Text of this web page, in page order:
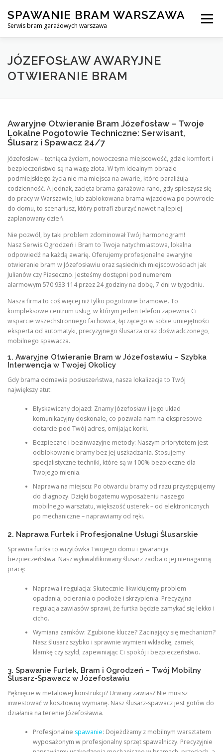
content
SPAWANIE BRAM WARSZAWA
Serwis bram garażowych warszawa
Menu
SPAWANIE BRAM GARAŻOWYCH I OGRODZEŃ WARSZAWA
JÓZEFOSŁAW AWARYJNE
OTWIERANIE BRAM
Awaryjne Otwieranie Bram Józefosław – Twoje
Lokalne Pogotowie Techniczne: Serwisant,
Ślusarz i Spawacz 24/7
Józefosław – tętniąca życiem, nowoczesna miejscowość, gdzie komfort i
bezpieczeństwo są na wagę złota. W tym idealnym obrazie
podmiejskiego życia nie ma miejsca na awarie, które paraliżują
codzienność. A jednak, zacięta brama garażowa rano, gdy spieszysz się
do pracy w Warszawie, lub zablokowana brama wjazdowa po powrocie
do domu, to scenariusz, który potrafi zburzyć nawet najlepiej
zaplanowany dzień.
Nie pozwól, by taki problem zdominował Twój harmonogram!
Nasz Serwis Ogrodzeń i Bram to Twoja natychmiastowa, lokalna
odpowiedź na każdą awarię. Oferujemy profesjonalne awaryjne
otwieranie bram w Józefosławiu oraz sąsiednich miejscowościach jak
Julianów czy Piaseczno. Jesteśmy dostępni pod numerem
alarmowym 570 933 114 przez 24 godziny na dobę, 7 dni w tygodniu.
Nasza firma to coś więcej niż tylko pogotowie bramowe. To
kompleksowe centrum usług, w którym jeden telefon zapewnia Ci
wsparcie wszechstronnego fachowca, łączącego w sobie umiejętności
eksperta od automatyki, precyzyjnego ślusarza oraz doświadczonego,
mobilnego spawacza.
1. Awaryjne Otwieranie Bram w Józefosławiu – Szybka
Interwencja w Twojej Okolicy
Gdy brama odmawia posłuszeństwa, nasza lokalizacja to Twój
największy atut.
Błyskawiczny dojazd: Znamy Józefosław i jego układ
komunikacyjny doskonale, co pozwala nam na ekspresowe
dotarcie pod Twój adres, omijając korki.
Bezpieczne i bezinwazyjne metody: Naszym priorytetem jest
odblokowanie bramy bez jej uszkadzania. Stosujemy
specjalistyczne techniki, które są w 100% bezpieczne dla
Twojego mienia.
Naprawa na miejscu: Po otwarciu bramy od razu przystępujemy
do diagnozy. Dzięki bogatemu wyposażeniu naszego
mobilnego warsztatu, większość usterek – od elektronicznych
po mechaniczne – naprawiamy od ręki.
2. Naprawa Furtek i Profesjonalne Usługi Ślusarskie
Sprawna furtka to wizytówka Twojego domu i gwarancja
bezpieczeństwa. Nasz wykwalifikowany ślusarz zadba o jej nienaganną
pracę:
Naprawa i regulacja: Skutecznie likwidujemy problem
opadania, ocierania o podłoże i skrzypienia. Precyzyjna
regulacja zawiasów sprawi, że furtka będzie zamykać się lekko i
cicho.
Wymiana zamków: Zgubione klucze? Zacinający się mechanizm?
Nasz ślusarz szybko i sprawnie wymieni wkładkę, zamek,
klamkę czy szyld, zapewniając Ci spokój i bezpieczeństwo.
3. Spawanie Furtek, Bram i Ogrodzeń – Twój Mobilny
Ślusarz-Spawacz w Józefosławiu
Pęknięcie w metalowej konstrukcji? Urwany zawias? Nie musisz
inwestować w kosztowną wymianę. Nasz ślusarz-spawacz jest gotów do
działania na terenie Józefosławia.
Profesjonalne spawanie: Dojeżdżamy z mobilnym warsztatem
wyposażonym w profesjonalny sprzęt spawalniczy. Precyzyjnie